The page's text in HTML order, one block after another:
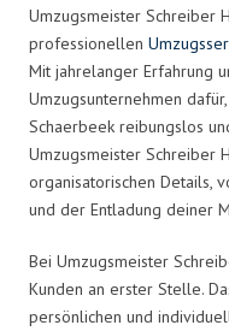
Umzugsmeister Schreiber
professionellen
Mit jahrelanger Erfahrung
Umzugsunternehmen
Schaerbeek reibungslos
Umzugsmeister Schreiber
organisatorischen Details,
und der Entladung deiner
Bei Umzugsmeister
Kunden an erster Stelle.
persönlichen und